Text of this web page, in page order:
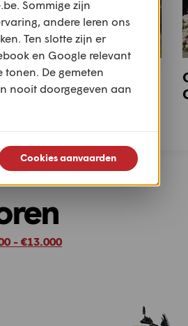
WOII-route: Bastogne -
Neupré (M&T)
- €13.000
Sommige zijn
andere leren ons
Ten slotte zijn er
en Google relevant
De gemeten
nooit doorgegeven aan
Cookies aanvaarden